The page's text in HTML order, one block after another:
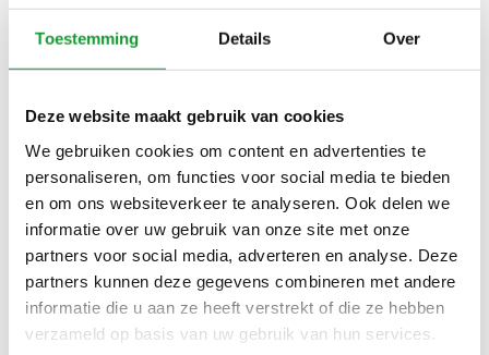
Toestemming Details Over
Deze website maakt gebruik van cookies
We gebruiken cookies om content en advertenties te
personaliseren, om functies voor social media te bieden
en om ons websiteverkeer te analyseren. Ook delen we
informatie over uw gebruik van onze site met onze
partners voor social media, adverteren en analyse. Deze
partners kunnen deze gegevens combineren met andere
informatie die u aan ze heeft verstrekt of die ze hebben
verzameld op basis van uw gebruik van hun services.
Bekijk alle4 maten
CAVALLARO LIMITED
EDITION HEREN NEAPOLIS
SHORTS OFF WHITE
Bekijk alle 6maten
CAVALLARO NAPOLITANO
TEE LICHTBLAUW T-SHIRT
RONDE HALS
€49,00